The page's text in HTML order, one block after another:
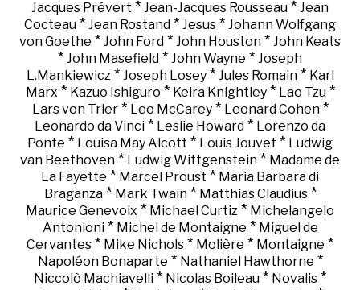
Jacques Prévert * Jean-Jacques Rousseau * Jean
Cocteau * Jean Rostand * Jesus * Johann Wolfgang
von Goethe * John Ford * John Houston * John Keats
* John Masefield * John Wayne * Joseph
L.Mankiewicz* Joseph Losey* Jules Romain* Karl
Marx * Kazuo Ishiguro * Keira Knightley* Lao Tzu*
Lars von Trier* Leo McCarey* Leonard Cohen*
Leonardo da Vinci * Leslie Howard * Lorenzo da
Ponte * Louisa May Alcott * Louis Jouvet * Ludwig
van Beethoven * Ludwig Wittgenstein * Madame de
La Fayette * Marcel Proust * Maria Barbara di
Braganza* Mark Twain* Matthias Claudius*
Maurice Genevoix * Michael Curtiz * Michelangelo
Antonioni* Michel de Montaigne * Miguel de
Cervantes * Mike Nichols * Molière * Montaigne *
Napoléon Bonaparte * Nathaniel Hawthorne *
Niccolò Machiavelli * Nicolas Boileau * Novalis *